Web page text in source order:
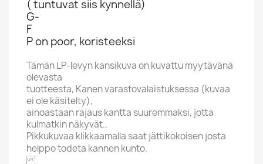
( tuntuvat siis kynnellä)
G-
F
P on poor, koristeeksi
Tämän LP-levyn kansikuva on kuvattu myytävänä
olevasta
tuotteesta, Kanen varastovalaistuksessa (kuvaa
ei ole käsitelty),
ainoastaan rajaus kantta suuremmaksi, jotta
kulmatkin näkyvät..
Pikkukuvaa klikkaamalla saat jättikokoisen josta
helppo todeta kannen kunto.